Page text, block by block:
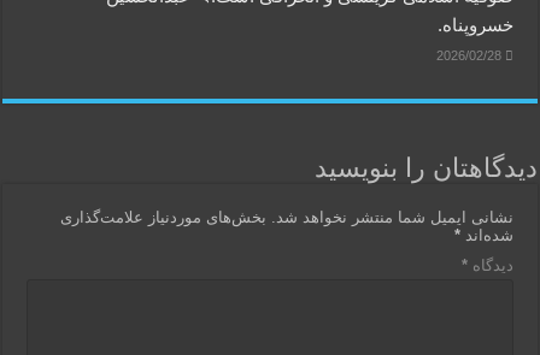
خسروپناه.
2026/02/28
دیدگاهتان را بنویسید
نشانی ایمیل شما منتشر نخواهد شد.
بخش‌های موردنیاز علامت‌گذاری
شده‌اند*
دیدگاه*